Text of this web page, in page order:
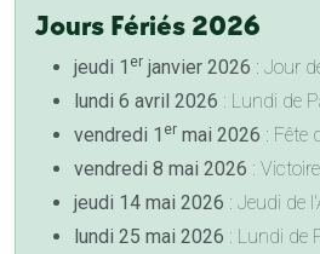
Jours Fériés 2026
jeudi 1 er janvier 2026 : Jour
lundi 6 avril 2026 : Lundi de
vendredi 1 er mai 2026 : Fête
vendredi 8 mai 2026 :
jeudi 14 mai 2026 : Jeudi de
lundi 25 mai 2026 : Lundi de